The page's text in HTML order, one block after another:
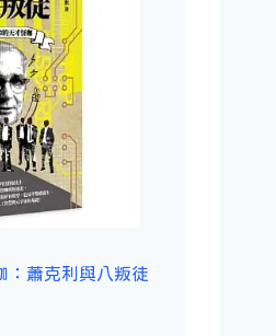
：蕭克利與八叛徒